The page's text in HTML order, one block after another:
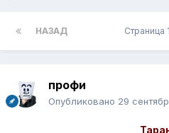
НАЗАД Страница
профи
Опубликовано 29